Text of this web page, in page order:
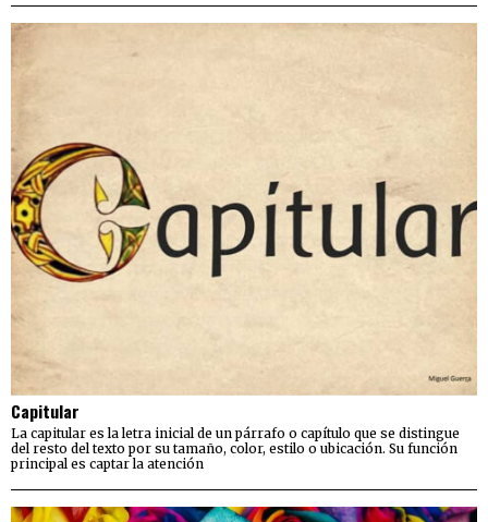
Capitular
La capitular es la letra inicial de un párrafo o capítulo que se distingue
del resto del texto por su tamaño, color, estilo o ubicación. Su función
principal es captar la atención